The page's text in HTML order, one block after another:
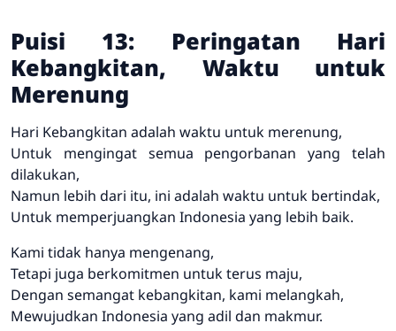
Puisi 13: Peringatan Hari
Kebangkitan, Waktu untuk
Merenung
Hari Kebangkitan adalah waktu untuk merenung,
Untuk mengingat semua pengorbanan yang telah
dilakukan,
Namun lebih dari itu, ini adalah waktu untuk bertindak,
Untuk memperjuangkan Indonesia yang lebih baik.
Kami tidak hanya mengenang,
Tetapi juga berkomitmen untuk terus maju,
Dengan semangat kebangkitan, kami melangkah,
Mewujudkan Indonesia yang adil dan makmur.